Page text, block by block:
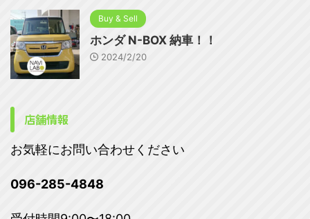
Buy & Sell
ホンダ N-BOX 納車！！
2024/2/20
店舗情報
お気軽にお問い合わせください
096-285-4848